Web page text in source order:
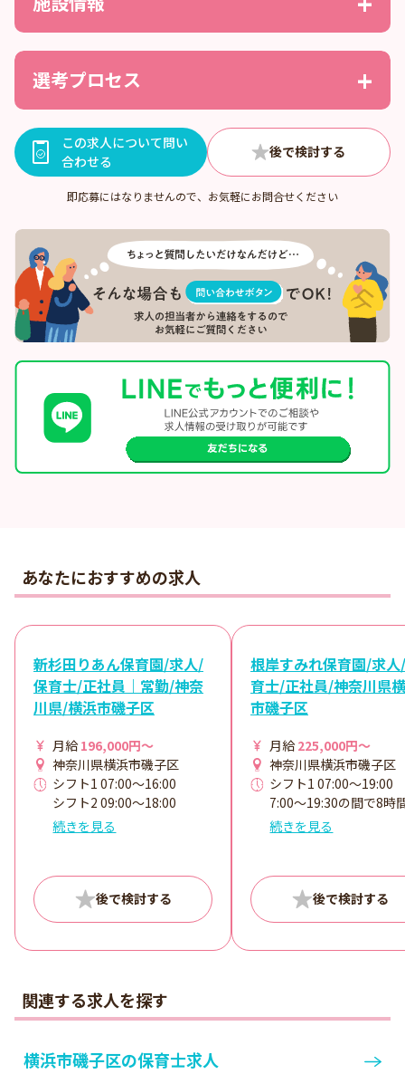
選考プロセス
この求人について問い
合わせる
即応募にはなりませんので、お気軽にお問合せください
あなたにおすすめの求人
新杉田りあん保育園/求人/
保育士/正社員｜常勤/神奈
川県/横浜市磯子区
月給 196,000円～
神奈川県横浜市磯子区
シフト1 07:00～16:00
シフト2 09:00～18:00
シフト3 10:30～19:30
続きを見る
根岸すみれ保育園/求
育士/正社員/神奈川県
市磯子区
月給 225,000円～
神奈川県横浜市磯子区
シフト1 07:00～19:00
7:00～19:30の間で8時
続きを見る
関連する求人を探す
横浜市磯子区の保育士求人